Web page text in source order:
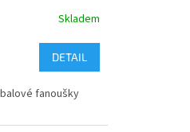
Skladem
DETAIL
fanoušky